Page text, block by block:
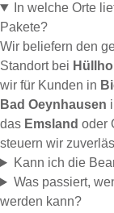
In welche Orte
Pakete?
Wir beliefern den
Standort bei
wir für Kunden in
Bad Oeynhausen
das Emsland oder
steuern wir
Kann ich die
Was passiert,
werden kann?